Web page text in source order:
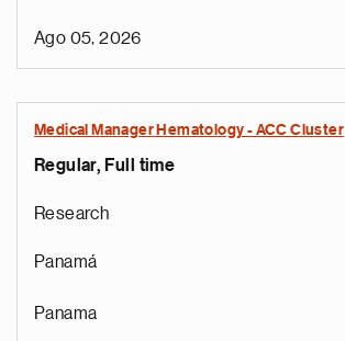
Ago 05, 2026
Medical Manager Hematology - ACC Cluster
Regular, Full time
Research
Panamá
Panama